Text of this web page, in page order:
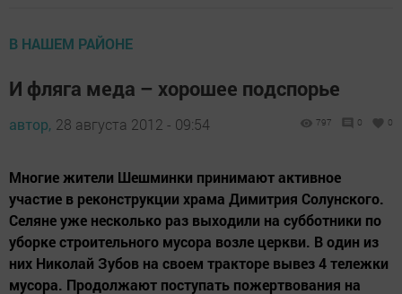
В НАШЕМ РАЙОНЕ
И фляга меда – хорошее подспорье
автор, 28 августа 2012 - 09:54 797 0 0
Многие жители Шешминки принимают активное
участие в реконструкции храма Димитрия Солунского.
Селяне уже несколько раз выходили на субботники по
уборке строительного мусора возле церкви. В один из
них Николай Зубов на своем тракторе вывез 4 тележки
мусора. Продолжают поступать пожертвования на